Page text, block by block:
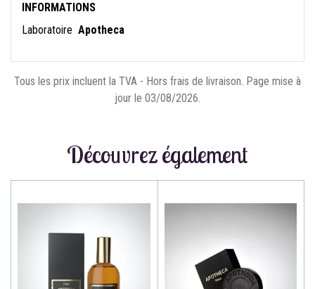
INFORMATIONS
Laboratoire Apotheca
Tous les prix incluent la TVA - Hors frais de livraison. Page mise à
jour le 03/08/2026.
Découvrez également